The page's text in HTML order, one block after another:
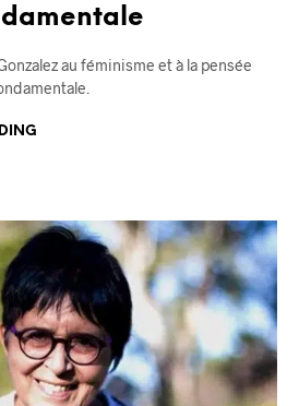
au féminisme et à la pensée